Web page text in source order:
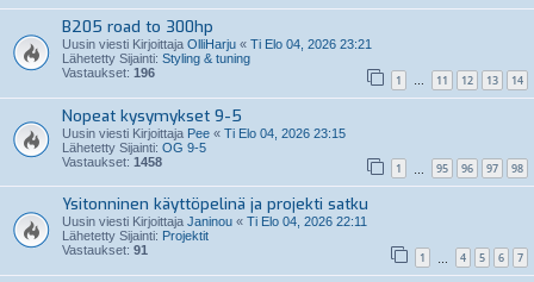
B205 road to 300hp
Uusin viesti Kirjoittaja OlliHarju « Ti Elo 04, 2026 23:21
Lähetetty Sijainti: Styling & tuning
Vastaukset: 196 1 … 11 12 13 14
Nopeat kysymykset 9-5
Uusin viesti Kirjoittaja Pee « Ti Elo 04, 2026 23:15
Lähetetty Sijainti: OG 9-5
Vastaukset: 1458 1 95 96 97 98
Ysitonninen käyttöpelinä ja projekti satku
Uusin viesti Kirjoittaja Janinou « Ti Elo 04, 2026 22:11
Lähetetty Sijainti: Projektit
Vastaukset: 91 1 4 5 6 7